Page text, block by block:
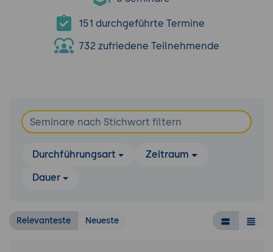
151 durchgeführte Termine
732 zufriedene Teilnehmende
Durchführungsart
Zeitraum
Dauer
Relevanteste Neueste